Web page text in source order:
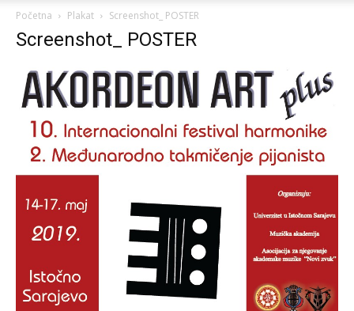
plus
Početna Plakat Screenshot_ POSTER
Screenshot_ POSTER